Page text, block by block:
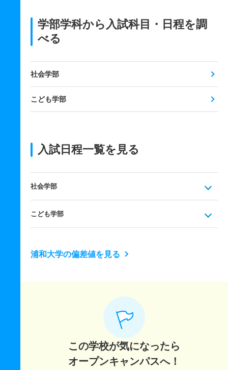
学部学科から入試科目・日程を調
べる
社会学部
こども学部
入試日程一覧を見る
社会学部
こども学部
浦和大学の偏差値を見る
この学校が気になったら
オープンキャンパスへ！